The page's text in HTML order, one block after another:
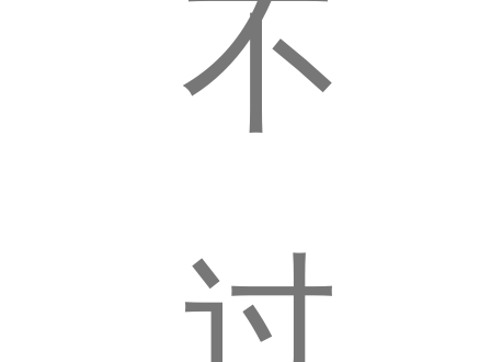
昏
不